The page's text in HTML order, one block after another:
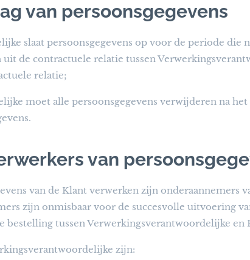
van persoonsgegevens
slaat persoonsgegevens op voor de periode die
de contractuele relatie tussen
relatie;
moet alle persoonsgegevens verwijderen na
van
van de Klant verwerken zijn onderaannemers
zijn onmisbaar voor de succesvolle uitvoering
bestelling tussen Verwerkingsverantwoordelijke en
zijn: